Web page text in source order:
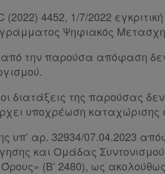
(2022) 4452, 1/7/2022
Ψηφιακός
από την παρούσα απόφαση
διατάξεις της παρούσας
υποχρέωση
υπ’ αρ. 32934/07.04.2023
και Ομάδας
(Β’ 2480), ως